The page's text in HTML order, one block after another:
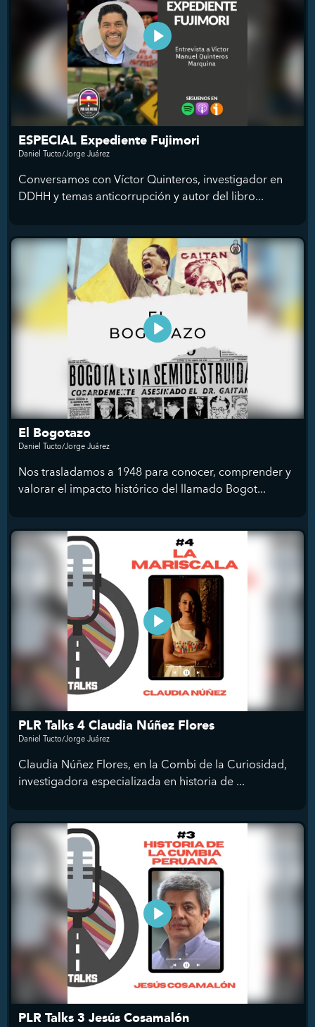
ESPECIAL Expediente Fujimori
Daniel Tucto/Jorge Juárez
Conversamos con Víctor Quinteros, investigador en
DDHH y temas anticorrupción y autor del libro...
El Bogotazo
Daniel Tucto/Jorge Juárez
Nos trasladamos a 1948 para conocer, comprender y
valorar el impacto histórico del llamado Bogot...
PLR Talks 4 Claudia Núñez Flores
Daniel Tucto/Jorge Juárez
Claudia Núñez Flores, en la Combi de la Curiosidad,
investigadora especializada en historia de ...
PLR Talks 3 Jesús Cosamalón